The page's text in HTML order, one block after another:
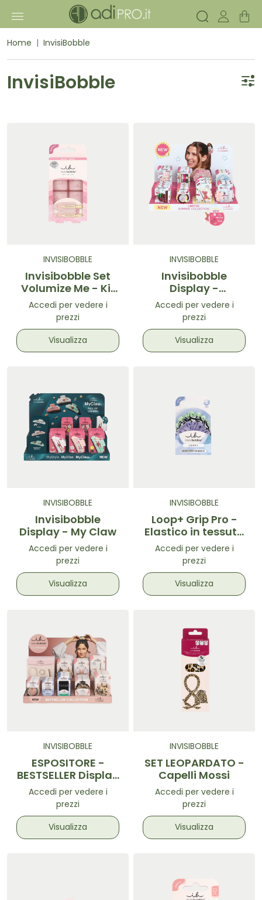
Home InvisiBobble
InvisiBobble
INVISIBOBBLE
Invisibobble Set
Volumize Me - Kit
bigodini 6pz
Accedi per vedere i
prezzi
Visualizza
INVISIBOBBLE
Invisibobble
Display -
Wildflower
Accedi per vedere i
prezzi
Visualizza
INVISIBOBBLE
Invisibobble
Display - My Claw
Accedi per vedere i
prezzi
Visualizza
INVISIBOBBLE
Loop+ Grip Pro -
Elastico in tessuto
a spirale 3pz
Accedi per vedere i
prezzi
Visualizza
INVISIBOBBLE
ESPOSITORE -
BESTSELLER Display
3.0
Accedi per vedere i
prezzi
Visualizza
INVISIBOBBLE
SET LEOPARDATO -
Capelli Mossi
Accedi per vedere i
prezzi
Visualizza